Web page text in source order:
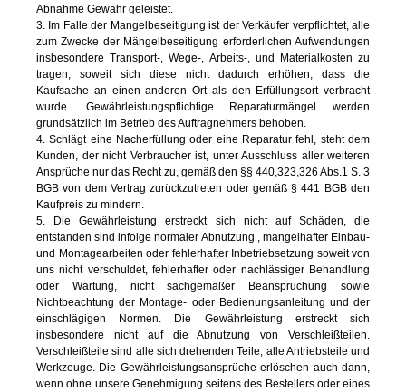
Abnahme Gewähr geleistet.
3. Im Falle der Mangelbeseitigung ist der Verkäufer verpflichtet, alle
zum Zwecke der Mängelbeseitigung erforderlichen Aufwendungen
insbesondere Transport-, Wege-, Arbeits-, und Materialkosten zu
tragen, soweit sich diese nicht dadurch erhöhen, dass die
Kaufsache an einen anderen Ort als den Erfüllungsort verbracht
wurde. Gewährleistungspflichtige Reparaturmängel werden
grundsätzlich im Betrieb des Auftragnehmers behoben.
4. Schlägt eine Nacherfüllung oder eine Reparatur fehl, steht dem
Kunden, der nicht Verbraucher ist, unter Ausschluss aller weiteren
Ansprüche nur das Recht zu, gemäß den §§ 440,323,326 Abs.1 S. 3
BGB von dem Vertrag zurückzutreten oder gemäß § 441 BGB den
Kaufpreis zu mindern.
5. Die Gewährleistung erstreckt sich nicht auf Schäden, die
entstanden sind infolge normaler Abnutzung , mangelhafter Einbau-
und Montagearbeiten oder fehlerhafter Inbetriebsetzung soweit von
uns nicht verschuldet, fehlerhafter oder nachlässiger Behandlung
oder Wartung, nicht sachgemäßer Beanspruchung sowie
Nichtbeachtung der Montage- oder Bedienungsanleitung und der
einschlägigen Normen. Die Gewährleistung erstreckt sich
insbesondere nicht auf die Abnutzung von Verschleißteilen.
Verschleißteile sind alle sich drehenden Teile, alle Antriebsteile und
Werkzeuge. Die Gewährleistungsansprüche erlöschen auch dann,
wenn ohne unsere Genehmigung seitens des Bestellers oder eines